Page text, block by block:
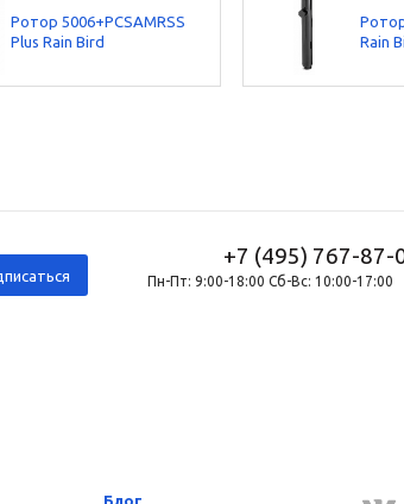
Ротор 5006+PCSAMRSS
Plus Rain Bird
Rain
+7 (495) 767-87-
Пн-Пт: 9:00-18:00 Сб-Вс: 10:00-17:00
Блог